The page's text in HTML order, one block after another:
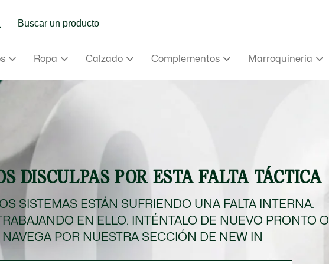
NEW IN
Ropa
Ver todo
Calzado
Ver todo
Complementos
Ver todo
Marroquinería
Ver Todo
Ver todo
DISCULPAS POR ESTA FALTA TÁCTICA
SISTEMAS ESTÁN SUFRIENDO UNA FALTA INTERNA.
EN ELLO. INTÉNTALO DE NUEVO PRONTO O
NAVEGA POR NUESTRA SECCIÓN DE NEW IN